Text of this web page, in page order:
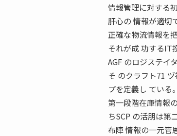
情報管理に対する
肝心の 情報が適切
正確な物流情報を
それが成 功するIT
AGF のロジステイ
そ のクラフト71
プを定義し ている。
第一段階在庫情報
ちSCP の活朋は第
布陣 情報の一元管